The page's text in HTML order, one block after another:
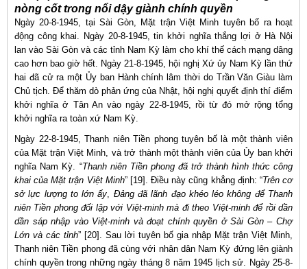
nòng cốt trong nổi dậy giành chính quyền
Ngày 20-8-1945, tại Sài Gòn, Mặt trận Việt Minh tuyên bố ra hoạt
động công khai. Ngày 20-8-1945, tin khởi nghĩa thắng lợi ở Hà Nội
lan vào Sài Gòn và các tỉnh Nam Kỳ làm cho khí thế cách mạng dâng
cao hơn bao giờ hết. Ngày 21-8-1945, hội nghị Xứ ủy Nam Kỳ lần thứ
hai đã cử ra một Ủy ban Hành chính lâm thời do Trần Văn Giàu làm
Chủ tịch. Để thăm dò phản ứng của Nhật, hội nghị quyết định thí điểm
khởi nghĩa ở Tân An vào ngày 22-8-1945, rồi từ đó mở rộng tổng
khởi nghĩa ra toàn xứ Nam Kỳ.
Ngày 22-8-1945, Thanh niên Tiền phong tuyên bố là một thành viên
của Mặt trận Việt Minh, và trở thành một thành viên của Ủy ban khởi
nghĩa Nam Kỳ. “Thanh niên Tiền phong đã trở thành hình thức công
khai của Mặt trận Việt Minh” [19]. Điều này cũng khẳng định: “Trên cơ
sở lực lượng to lớn ấy, Đảng đã lãnh đạo khéo léo không để Thanh
niên Tiền phong đối lập với Việt-minh mà đi theo Việt-minh để rồi dần
dần sáp nhập vào Việt-minh và đoạt chính quyền ở Sài Gòn – Chợ
Lớn và các tỉnh” [20]. Sau lời tuyên bố gia nhập Mặt trận Việt Minh,
Thanh niên Tiền phong đã cùng với nhân dân Nam Kỳ đứng lên giành
chính quyền trong những ngày tháng 8 năm 1945 lịch sử. Ngày 25-8-